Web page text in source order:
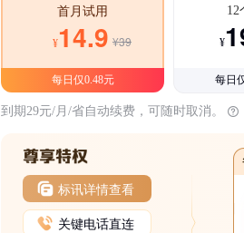
首月试用
¥14.9 ¥39
每日仅0.48元
12
¥
每日
到期29元/月/省自动续费，可随时取消。
标讯详情查看
关键电话直连